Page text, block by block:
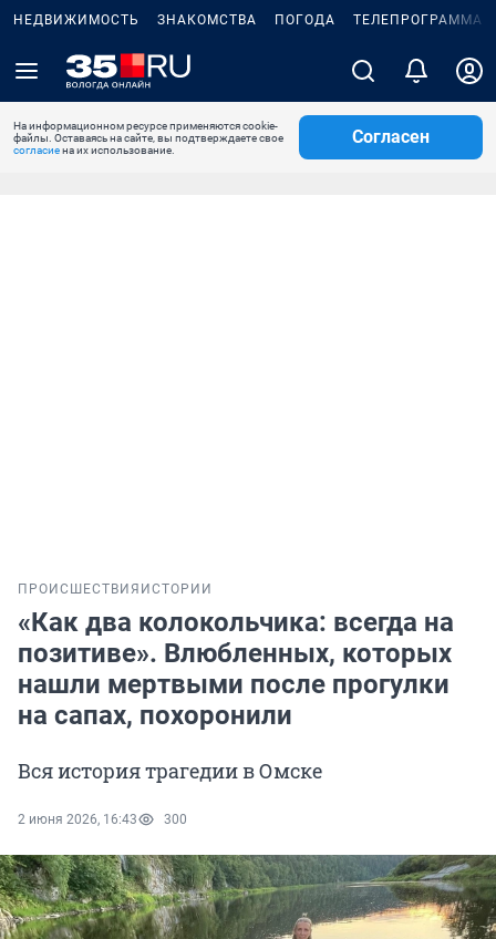
НЕДВИЖИМОСТЬ ЗНАКОМСТВА ПОГОДА ТЕЛЕПРОГРАММА
На информационном ресурсе применяются cookie-
файлы. Оставаясь на сайте, вы подтверждаете свое
согласиена их использование.
Согласен
ПРОИСШЕСТВИЯ ИСТОРИИ
«Как два колокольчика: всегда на
позитиве». Влюбленных, которых
нашли мертвыми после прогулки
на сапах, похоронили
Вся история трагедии в Омске
2 июня 2026, 16:43 300